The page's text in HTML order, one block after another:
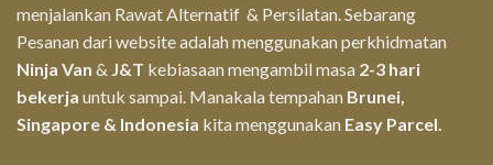
menjalankan Rawat Alternatif & Persilatan. Sebarang
Pesanan dari website adalah menggunakan perkhidmatan
Ninja Van & J&T kebiasaan mengambil masa 2-3 hari
bekerja untuk sampai. Manakala tempahan Brunei,
Singapore & Indonesia kita menggunakan Easy Parcel.